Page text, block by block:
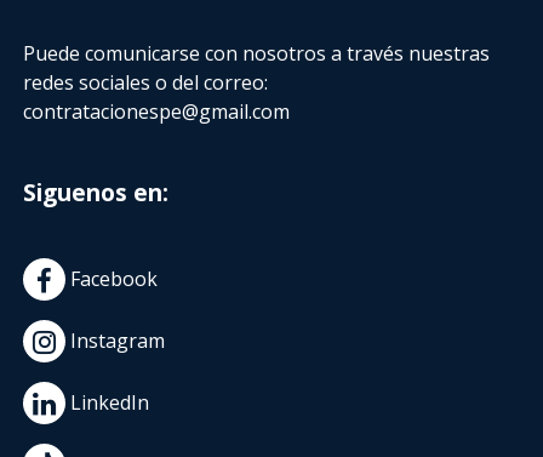
Puede comunicarse con nosotros a través nuestras
redes sociales o del correo:
contratacionespe@gmail.com
Siguenos en:
Facebook
Instagram
LinkedIn